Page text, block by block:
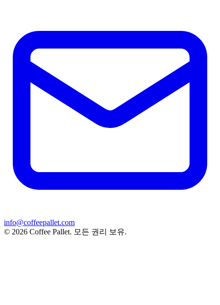
info@coffeepallet.com
© 2026 Coffee Pallet. 모든 권리 보유.